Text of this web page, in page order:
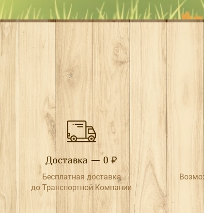
Доставка — 0 ₽
Бесплатная доставка
до Транспортной Компании